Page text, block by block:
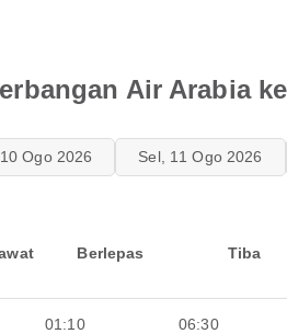
Air Arabia
Ogo 2026 Sel, 11 Ogo 2026
Berlepas Tiba
01:10 06:30